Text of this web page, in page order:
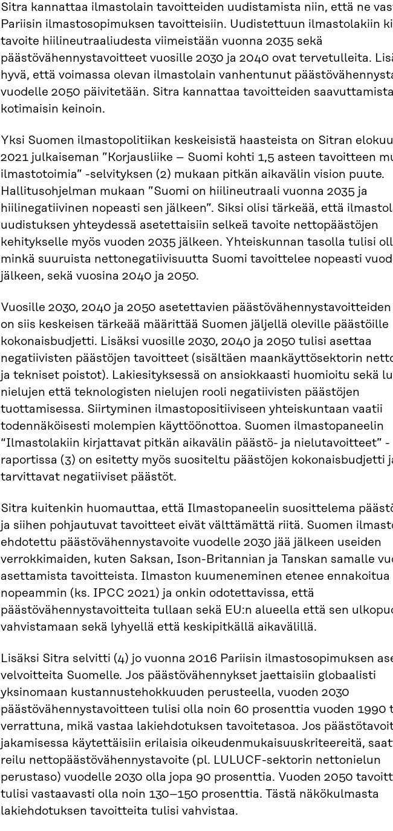
Sitra kannattaa ilmastolain tavoitteiden uudistamista niin, että ne
Pariisin ilmastosopimuksen tavoitteisiin. Uudistettuun ilmastolakiin
tavoite hiilineutraaliudesta viimeistään vuonna 2035 sekä
päästövähennystavoitteet vuosille 2030 ja 2040 ovat tervetulleita.
hyvä, että voimassa olevan ilmastolain vanhentunut
vuodelle 2050 päivitetään. Sitra kannattaa tavoitteiden saavuttamista
kotimaisin keinoin.
Yksi Suomen ilmastopolitiikan keskeisistä haasteista on Sitran
2021 julkaiseman ”Korjausliike – Suomi kohti 1,5 asteen tavoitteen
ilmastotoimia” -selvityksen (2) mukaan pitkän aikavälin vision puute.
Hallitusohjelman mukaan ”Suomi on hiilineutraali vuonna 2035 ja
hiilinegatiivinen nopeasti sen jälkeen”. Siksi olisi tärkeää, että
uudistuksen yhteydessä asetettaisiin selkeä tavoite nettopäästöjen
kehitykselle myös vuoden 2035 jälkeen. Yhteiskunnan tasolla tulisi
minkä suuruista nettonegatiivisuutta Suomi tavoittelee nopeasti
jälkeen, sekä vuosina 2040 ja 2050.
Vuosille 2030, 2040 ja 2050 asetettavien päästövähennystavoitteiden
on siis keskeisen tärkeää määrittää Suomen jäljellä oleville päästöille
kokonaisbudjetti. Lisäksi vuosille 2030, 2040 ja 2050 tulisi asettaa
negatiivisten päästöjen tavoitteet (sisältäen maankäyttösektorin
ja tekniset poistot). Lakiesityksessä on ansiokkaasti huomioitu sekä
nielujen että teknologisten nielujen rooli negatiivisten päästöjen
tuottamisessa. Siirtyminen ilmastopositiiviseen yhteiskuntaan vaatii
todennäköisesti molempien käyttöönottoa. Suomen ilmastopaneelin
“Ilmastolakiin kirjattavat pitkän aikavälin päästö- ja nielutavoitteet” -
raportissa (3) on esitetty myös suositeltu päästöjen kokonaisbudjetti
tarvittavat negatiiviset päästöt.
Sitra kuitenkin huomauttaa, että Ilmastopaneelin suosittelema
ja siihen pohjautuvat tavoitteet eivät välttämättä riitä. Suomen
ehdotettu päästövähennystavoite vuodelle 2030 jää jälkeen useiden
verrokkimaiden, kuten Saksan, Ison-Britannian ja Tanskan samalle
asettamista tavoitteista. Ilmaston kuumeneminen etenee ennakoitua
nopeammin (ks. IPCC 2021) ja onkin odotettavissa, että
päästövähennystavoitteita tullaan sekä EU:n alueella että sen
vahvistamaan sekä lyhyellä että keskipitkällä aikavälillä.
Lisäksi Sitra selvitti (4) jo vuonna 2016 Pariisin ilmastosopimuksen
velvoitteita Suomelle. Jos päästövähennykset jaettaisiin globaalisti
yksinomaan kustannustehokkuuden perusteella, vuoden 2030
päästövähennystavoitteen tulisi olla noin 60 prosenttia vuoden 1990
verrattuna, mikä vastaa lakiehdotuksen tavoitetasoa. Jos
jakamisessa käytettäisiin erilaisia oikeudenmukaisuuskriteereitä,
reilu nettopäästövähennystavoite (pl. LULUCF-sektorin nettonielun
perustaso) vuodelle 2030 olla jopa 90 prosenttia. Vuoden 2050
tulisi vastaavasti olla noin 130–150 prosenttia. Tästä näkökulmasta
lakiehdotuksen tavoitteita tulisi vahvistaa.